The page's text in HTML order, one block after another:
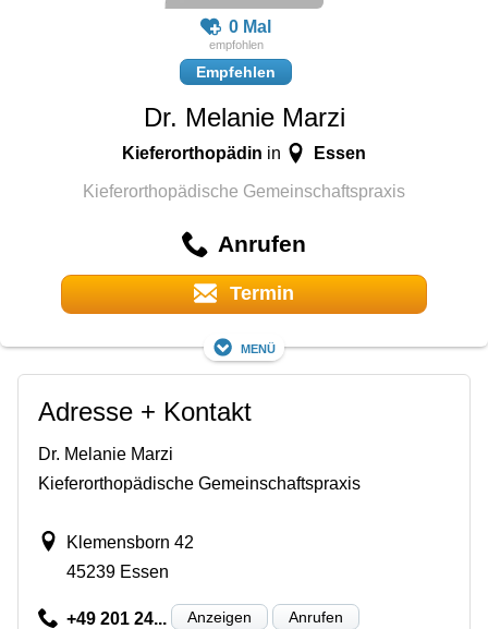
0 Mal
Empfehlen
Dr. Melanie Marzi
Kieferorthopädin in Essen
Kieferorthopädische Gemeinschaftspraxis
Anrufen
Termin
Menü
Adresse + Kontakt
Dr. Melanie Marzi
Kieferorthopädische Gemeinschaftspraxis
Klemensborn 42
45239 Essen
+49 201 24... Anzeigen Anrufen